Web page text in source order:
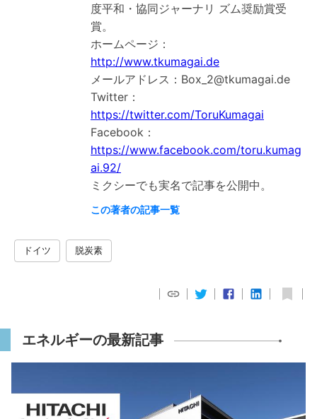
度平和・協同ジャーナリ ズム奨励賞受
賞。
ホームページ：
http://www.tkumagai.de
メールアドレス：Box_2@tkumagai.de
Twitter：
https://twitter.com/ToruKumagai
Facebook：
https://www.facebook.com/toru.kumag
ai.92/
ミクシーでも実名で記事を公開中。
この著者の記事一覧
ドイツ 脱炭素
エネルギーの最新記事